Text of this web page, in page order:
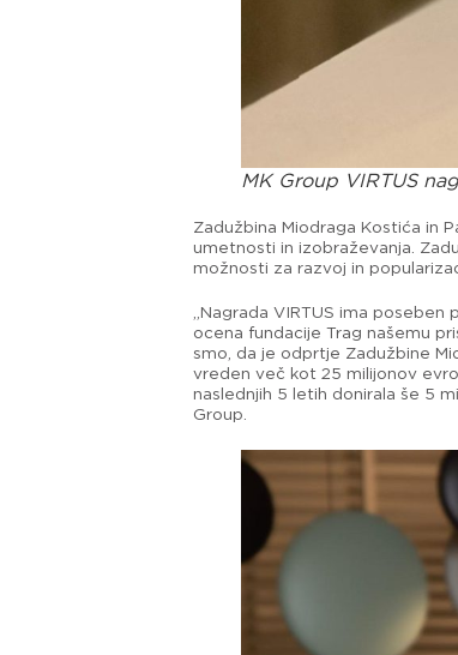
MK Group VIRTUS
Zadužbina Miodraga Kostića in
umetnosti in izobraževanja.
možnosti za razvoj in
„Nagrada VIRTUS ima
ocena fundacije Trag našemu
smo, da je odprtje Zadužbine
vreden več kot 25 milijonov
naslednjih 5 letih donirala še 5
Group.